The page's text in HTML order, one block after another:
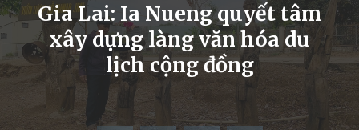
Gia Lai: Ia Nueng quyết tâm
xây dựng làng văn hóa du
lịch cộng đồng